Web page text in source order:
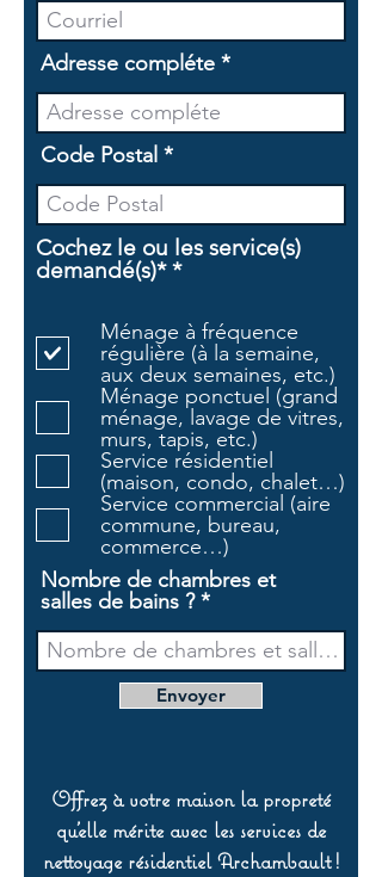
Adresse compléte
Code Postal
Cochez le ou les service(s)
demandé(s)* *O
g
a
t
o
i
r
e
Ménage à fréquence
régulière (à la semaine,
aux deux semaines, etc.)
Ménage ponctuel (grand
ménage, lavage de vitres,
murs, tapis, etc.)
Service résidentiel
(maison, condo, chalet…)
Service commercial (aire
commune, bureau,
commerce…)
Nombre de chambres et
salles de bains ?
Envoyer
Offrez à votre maison la propreté
qu’elle mérite avec les services de
nettoyage résidentiel Archambault !